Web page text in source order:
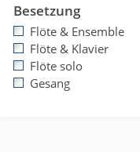
Besetzung
Flöte & Ensemble
Flöte & Klavier
Flöte solo
Gesang